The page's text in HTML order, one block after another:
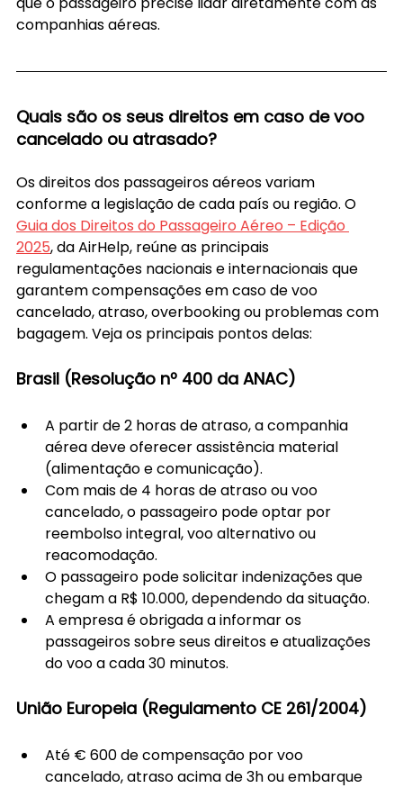
companhias aéreas.
Quais são os seus direitos em caso de voo
cancelado ou atrasado?
Os direitos dos passageiros aéreos variam
conforme a legislação de cada país ou região. O
Guia dos Direitos do Passageiro Aéreo – Edição
2025, da AirHelp, reúne as principais
regulamentações nacionais e internacionais que
garantem compensações em caso de voo
cancelado, atraso, overbooking ou problemas com
bagagem. Veja os principais pontos delas:
Brasil (Resolução nº 400 da ANAC)
A partir de 2 horas de atraso, a companhia
aérea deve oferecer assistência material
(alimentação e comunicação).
Com mais de 4 horas de atraso ou voo
cancelado, o passageiro pode optar por
reembolso integral, voo alternativo ou
reacomodação.
O passageiro pode solicitar indenizações que
chegam a R$ 10.000, dependendo da situação.
A empresa é obrigada a informar os
passageiros sobre seus direitos e atualizações
do voo a cada 30 minutos.
União Europeia (Regulamento CE 261/2004)
Até € 600 de compensação por voo
cancelado, atraso acima de 3h ou embarque